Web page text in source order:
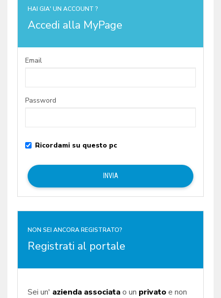
NON SEI ANCORA REGISTRATO?
Registrati al portale
Sei un' azienda associatao un privatoe non
HAI GIA' UN ACCOUNT ?
Accedi alla MyPage
Email
Password
Ricordami su questo pc